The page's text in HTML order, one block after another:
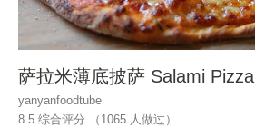
萨拉米薄底披萨 Salami Pizza
yanyanfoodtube
8.5 综合评分 （ 1065 人做过）